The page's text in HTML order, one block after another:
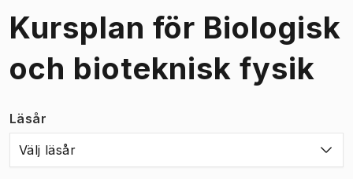
Kursplan för Biologisk
och bioteknisk fysik
Läsår
Välj läsår